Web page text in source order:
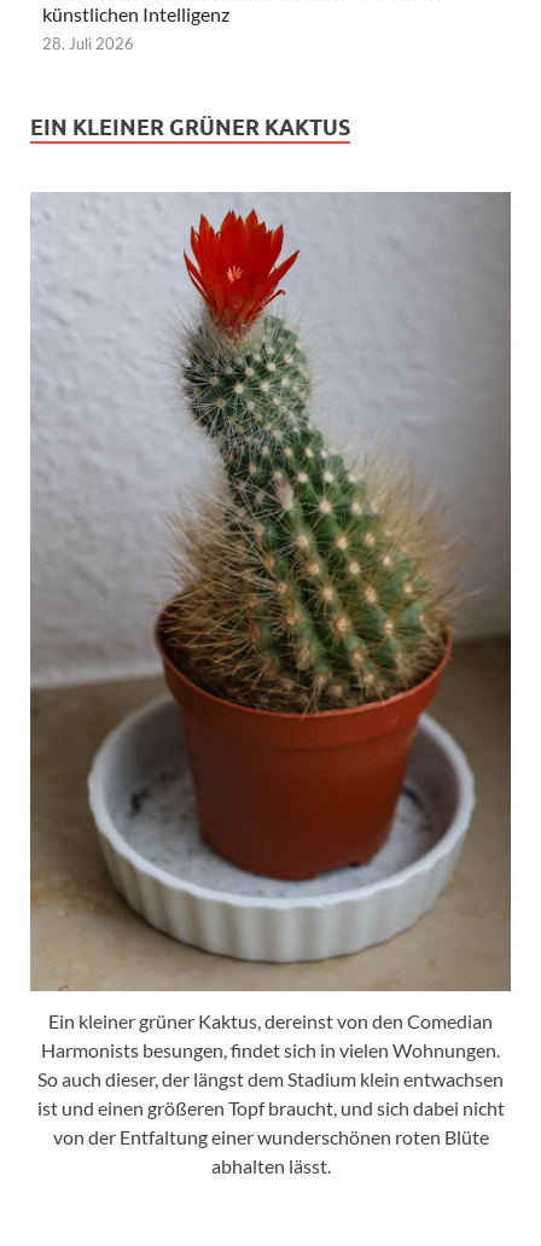
künstlichen Intelligenz
28. Juli 2026
EIN KLEINER GRÜNER KAKTUS
Ein kleiner grüner Kaktus, dereinst von den Comedian
Harmonists besungen, findet sich in vielen Wohnungen.
So auch dieser, der längst dem Stadium klein entwachsen
ist und einen größeren Topf braucht, und sich dabei nicht
von der Entfaltung einer wunderschönen roten Blüte
abhalten lässt.